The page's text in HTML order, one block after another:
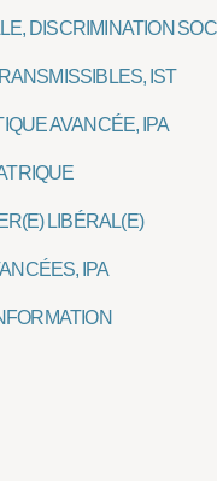
DISCRIMINATION
IST
AVANCÉE, IPA
LIBÉRAL(E)
IPA